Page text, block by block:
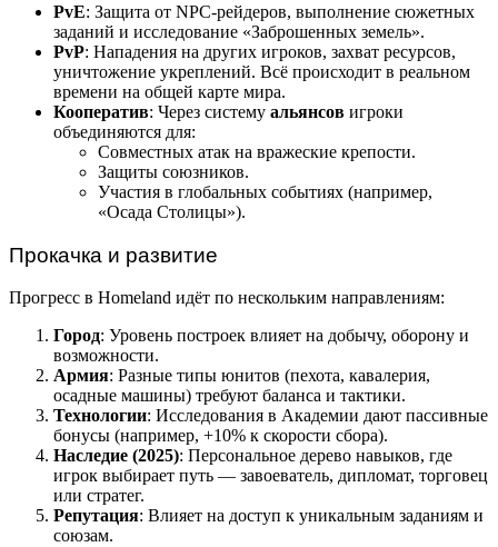
PvE: Защита от NPC-рейдеров, выполнение сюжетных
заданий и исследование «Заброшенных земель».
PvP: Нападения на других игроков, захват ресурсов,
уничтожение укреплений. Всё происходит в реальном
времени на общей карте мира.
Кооператив: Через систему альянсов игроки
объединяются для:
Совместных атак на вражеские крепости.
Защиты союзников.
Участия в глобальных событиях (например,
«Осада Столицы»).
Прокачка и развитие
Прогресс в Homeland идёт по нескольким направлениям:
Город: Уровень построек влияет на добычу, оборону и
возможности.
Армия: Разные типы юнитов (пехота, кавалерия,
осадные машины) требуют баланса и тактики.
Технологии: Исследования в Академии дают пассивные
бонусы (например, +10% к скорости сбора).
Наследие (2025): Персональное дерево навыков, где
игрок выбирает путь — завоеватель, дипломат, торговец
или стратег.
Репутация: Влияет на доступ к уникальным заданиям и
союзам.